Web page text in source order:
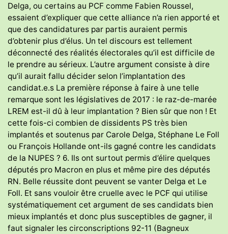
Delga, ou certains au PCF comme Fabien Roussel,
essaient d’expliquer que cette alliance n’a rien apporté et
que des candidatures par partis auraient permis
d’obtenir plus d’élus. Un tel discours est tellement
déconnecté des réalités électorales qu’il est difficile de
le prendre au sérieux. L’autre argument consiste à dire
qu’il aurait fallu décider selon l’implantation des
candidat.e.s La première réponse à faire à une telle
remarque sont les législatives de 2017 : le raz-de-marée
LREM est-il dû à leur implantation ? Bien sûr que non ! Et
cette fois-ci combien de dissidents PS très bien
implantés et soutenus par Carole Delga, Stéphane Le Foll
ou François Hollande ont-ils gagné contre les candidats
de la NUPES ? 6. Ils ont surtout permis d’élire quelques
députés pro Macron en plus et même pire des députés
RN. Belle réussite dont peuvent se vanter Delga et Le
Foll. Et sans vouloir être cruelle avec le PCF qui utilise
systématiquement cet argument de ses candidats bien
mieux implantés et donc plus susceptibles de gagner, il
faut signaler les circonscriptions 92-11 (Bagneux